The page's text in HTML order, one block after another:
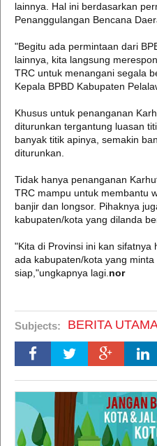
lainnya. Hal ini berdasarkan
Penanggulangan Bencana
"Begitu ada permintaan dari
lainnya, kita langsung
TRC untuk menangani segala
Kepala BPBD Kabupaten
Khusus untuk penanganan
diturunkan tergantung luasan
banyak titik apinya, semakin
diturunkan.
Tidak hanya penanganan
TRC mampu untuk membantu
banjir dan longsor. Pihaknya
kabupaten/kota yang dilanda
"Kita di Provinsi ini kan sifatnya
ada kabupaten/kota yang
siap,"ungkapnya lagi. nor
Subjects: BERITA